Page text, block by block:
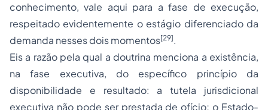
conhecimento, vale aqui para a fase de execução,
respeitado evidentemente o estágio diferenciado da
demanda nesses dois momentos[29].
Eis a razão pela qual a doutrina menciona a existência,
na fase executiva, do específico princípio da
disponibilidade e resultado: a tutela jurisdicional
executiva não pode ser prestada de ofício; o Estado-